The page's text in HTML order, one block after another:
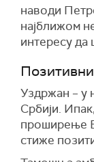
наводи
најближом
интересу да
Уздржан – у
Србији.
проширење
стиже